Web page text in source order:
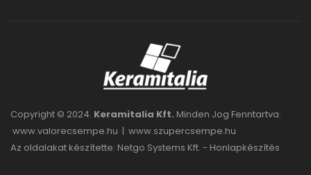
Copyright © 2024. Keramitalia Kft. Minden Jog Fenntartva.
www.valorecsempe.hu | www.szupercsempe.hu
Az oldalakat készítette: Netgo Systems Kft. - Honlapkészítés